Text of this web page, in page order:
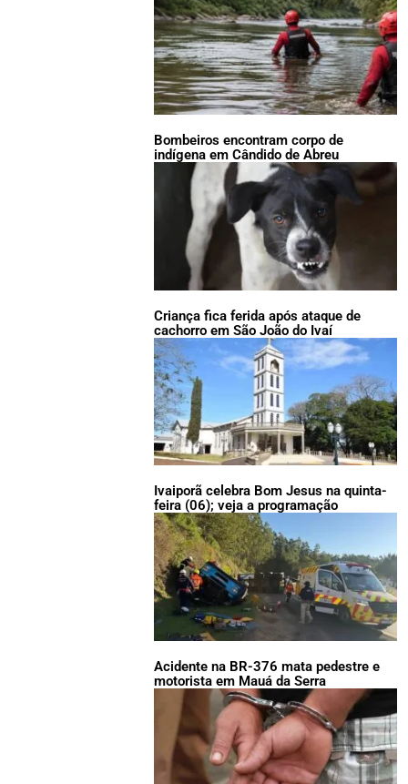
Bombeiros encontram corpo de
indígena em Cândido de Abreu
Criança fica ferida após ataque de
cachorro em São João do Ivaí
Ivaiporã celebra Bom Jesus na quinta-
feira (06); veja a programação
Acidente na BR-376 mata pedestre e
motorista em Mauá da Serra